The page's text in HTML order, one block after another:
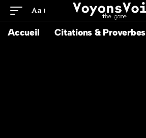
Aa
Accueil Citations & Proverbes